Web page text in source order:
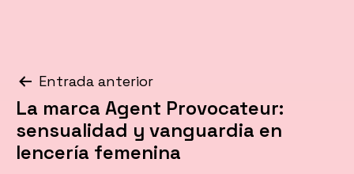
Navegación
de
entradas
Entrada anterior
La marca Agent Provocateur:
sensualidad y vanguardia en
lencería femenina